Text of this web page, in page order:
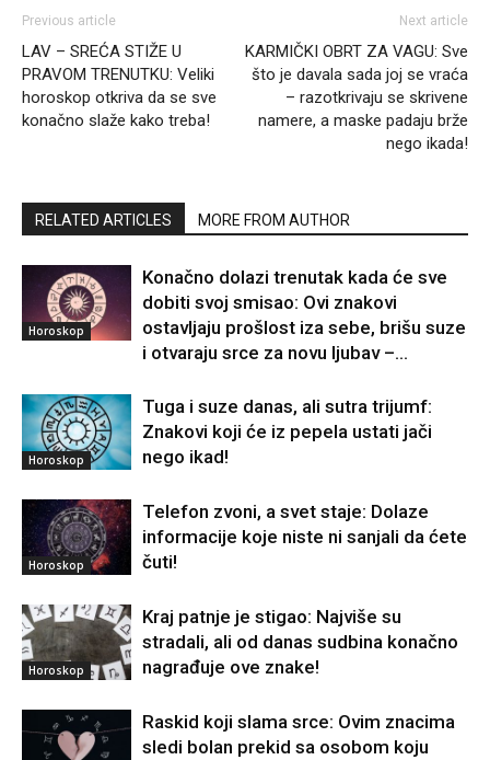
Previous article
LAV – SREĆA STIŽE U
PRAVOM TRENUTKU: Veliki
horoskop otkriva da se sve
konačno slaže kako treba!
Next article
KARMIČKI OBRT ZA VAGU: Sve
što je davala sada joj se vraća
– razotkrivaju se skrivene
namere, a maske padaju brže
nego ikada!
RELATED ARTICLES MORE FROM AUTHOR
Horoskop
Konačno dolazi trenutak kada će sve
dobiti svoj smisao: Ovi znakovi
ostavljaju prošlost iza sebe, brišu suze
i otvaraju srce za novu ljubav –...
Horoskop
Tuga i suze danas, ali sutra trijumf:
Znakovi koji će iz pepela ustati jači
nego ikad!
Horoskop
Telefon zvoni, a svet staje: Dolaze
informacije koje niste ni sanjali da ćete
čuti!
Horoskop
Kraj patnje je stigao: Najviše su
stradali, ali od danas sudbina konačno
nagrađuje ove znake!
Raskid koji slama srce: Ovim znacima
sledi bolan prekid sa osobom koju